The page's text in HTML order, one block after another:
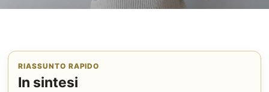
RIASSUNTO RAPIDO
In sintesi